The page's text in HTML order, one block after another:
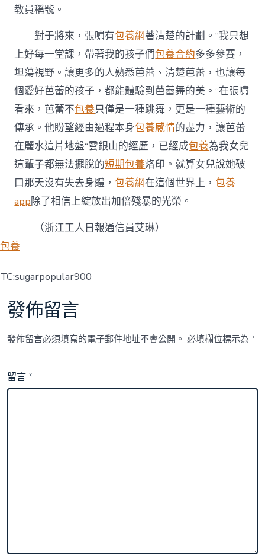
教員稱號。
對于將來，張嘯有包養網著清楚的計劃。“我只想
上好每一堂課，帶著我的孩子們包養合約多多參賽，
坦蕩視野。讓更多的人熟悉芭蕾、清楚芭蕾，也讓每
個愛好芭蕾的孩子，都能體驗到芭蕾舞的美。”在張嘯
看來，芭蕾不包養只僅是一種跳舞，更是一種藝術的
傳承。他盼望經由過程本身包養感情的盡力，讓芭蕾
在麗水這片地盤“雲銀山的經歷，已經成包養為我女兒
這輩子都無法擺脫的短期包養烙印。就算女兒說她破
口那天沒有失去身體，包養網在這個世界上，包養
app除了相信上綻放出加倍殘暴的光榮。
（浙江工人日報通信員艾琳）
包養
TC:sugarpopular900
發佈留言
發佈留言必須填寫的電子郵件地址不會公開。 必填欄位標示為*
留言*